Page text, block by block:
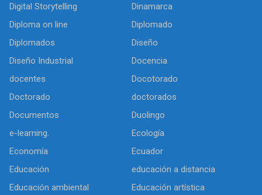
Digital Storytelling
Dinamarca
Diploma on line
Diplomado
Diplomados
Diseño
Diseño Industrial
Docencia
docentes
Docotorado
Doctorado
doctorados
Documentos
Duolingo
e-learning.
Ecología
Economía
Ecuador
Educación
educación a distancia
Educación ambiental
Educación artística